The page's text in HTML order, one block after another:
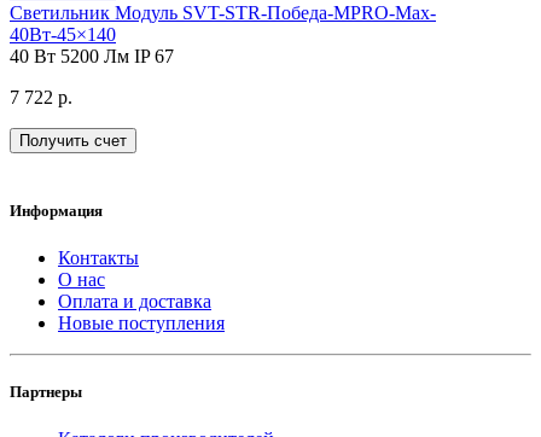
Светильник Модуль SVT-STR-Победа-MPRO-Max-
40Вт-45×140
40 Вт 5200 Лм IP 67
7 722 р.
Получить счет
Информация
Контакты
О нас
Оплата и доставка
Новые поступления
Партнеры